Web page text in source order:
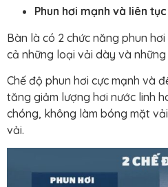
Phun hơi mạnh và liên tục
Bàn là có 2 chức năng phun
cả những loại vải dày và
Chế độ phun hơi cực mạnh và
tăng giảm lượng hơi nước linh
chóng, không làm bóng mặt
vải.